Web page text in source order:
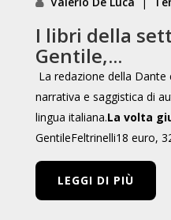
I libri della
Gentile,...
La redazione della
narrativa e saggistica di
lingua italiana.La volta
GentileFeltrinelli18 euro,
LEGGI DI PIÙ